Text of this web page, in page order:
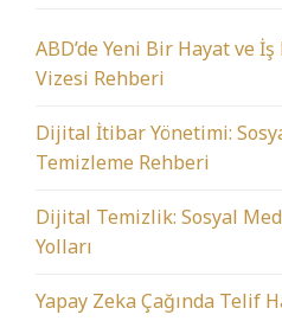
ABD’de Yeni Bir Hayat ve İş
Vizesi Rehberi
Dijital İtibar Yönetimi:
Temizleme Rehberi
Dijital Temizlik: Sosyal
Yolları
Yapay Zeka Çağında Telif